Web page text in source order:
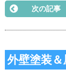
次の記事
外壁塗装